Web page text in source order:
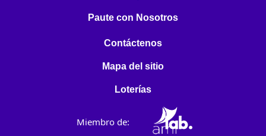
Paute con Nosotros
Contáctenos
Mapa del sitio
Loterías
Miembro de: